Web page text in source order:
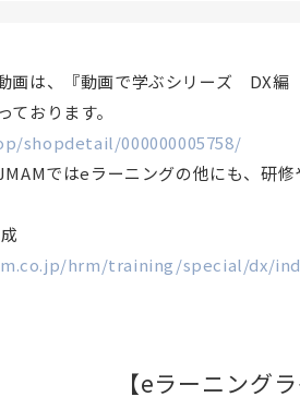
画は、『動画で学ぶシリーズ DX
おります。
shopdetail/000000005758/
ではeラーニングの他にも、研
hrm/training/special/dx/
【eラーニング